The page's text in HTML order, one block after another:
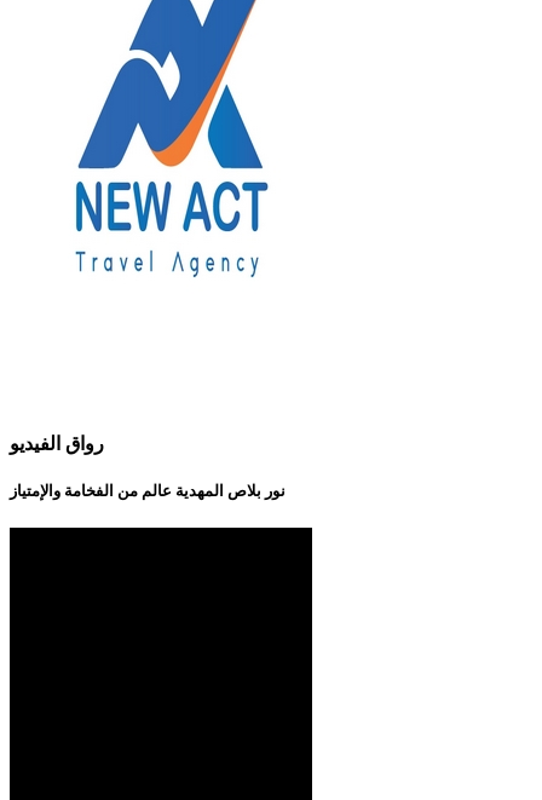
رواق الفيديو
نور بلاص المهدية عالم من الفخامة والإمتياز